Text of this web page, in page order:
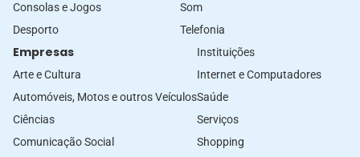
Consolas e Jogos
Desporto
Som
Telefonia
Empresas
Arte e Cultura
Automóveis, Motos e outros Veículos
Ciências
Comunicação Social
Instituições
Internet e Computadores
Saúde
Serviços
Shopping